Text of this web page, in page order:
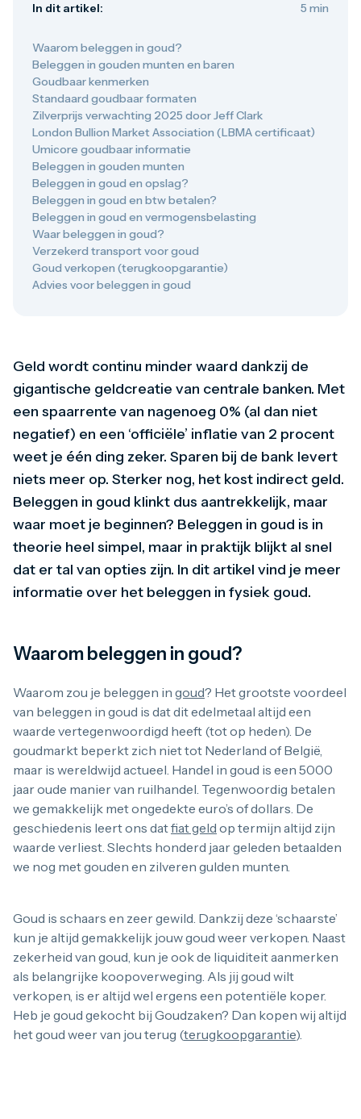
Gouden verzamelmunten
1 gram
2,5 gram
5 gram
10 gram
20 gram
50 gram
500 gram
1 kilo
1/10 troy ounce
1/4 troy ounce
1/2 troy ounce
1 troy ounce
American Eagle
Britannia
Maple Leaf
Noah's Ark
Philharmoniker
Umicore
Valcambi
Zilver kopen
Zilverbaren
10 gram
20 gram
1 troy ounce
50 gram
100 gram
500 gram
1 kilo
1 troy ounce
5 troy ounce
10 troy ounce
100 troy ounce
1 kilo
5 kilo
Monsterbox
Zilveren muntbaar
Zilveren verzamelmunten
Bitcoin
Koala
Kookaburra
Lunar
Van Gogh
Zilveren combibaren
10 gram
20 gram
50 gram
100 gram
250 gram
500 gram
In dit artikel: 5 min
Waarom beleggen in goud?
Beleggen in gouden munten en baren
Goudbaar kenmerken
Standaard goudbaar formaten
Zilverprijs verwachting 2025 door Jeff Clark
London Bullion Market Association (LBMA certificaat)
Umicore goudbaar informatie
Beleggen in gouden munten
Beleggen in goud en opslag?
Beleggen in goud en btw betalen?
Beleggen in goud en vermogensbelasting
Waar beleggen in goud?
Verzekerd transport voor goud
Goud verkopen (terugkoopgarantie)
Advies voor beleggen in goud
Geld wordt continu minder waard dankzij de
gigantische geldcreatie van centrale banken. Met
een spaarrente van nagenoeg 0% (al dan niet
negatief) en een ‘officiële’ inflatie van 2 procent
weet je één ding zeker. Sparen bij de bank levert
niets meer op. Sterker nog, het kost indirect geld.
Beleggen in goud klinkt dus aantrekkelijk, maar
waar moet je beginnen? Beleggen in goud is in
theorie heel simpel, maar in praktijk blijkt al snel
dat er tal van opties zijn. In dit artikel vind je meer
informatie over het beleggen in fysiek goud.
Waarom beleggen in goud?
Waarom zou je beleggen in goud? Het grootste voordeel
van beleggen in goud is dat dit edelmetaal altijd een
waarde vertegenwoordigd heeft (tot op heden). De
goudmarkt beperkt zich niet tot Nederland of België,
maar is wereldwijd actueel. Handel in goud is een 5000
jaar oude manier van ruilhandel. Tegenwoordig betalen
we gemakkelijk met ongedekte euro’s of dollars. De
geschiedenis leert ons datfiat geld op termijn altijd zijn
waarde verliest. Slechts honderd jaar geleden betaalden
we nog met gouden en zilveren gulden munten.
Goud is schaars en zeer gewild. Dankzij deze ‘schaarste’
kun je altijd gemakkelijk jouw goud weer verkopen. Naast
zekerheid van goud, kun je ook de liquiditeit aanmerken
als belangrijke koopoverweging. Als jij goud wilt
verkopen, is er altijd wel ergens een potentiële koper.
Heb je goud gekocht bij Goudzaken? Dan kopen wij altijd
het goud weer van jou terug (terugkoopgarantie).